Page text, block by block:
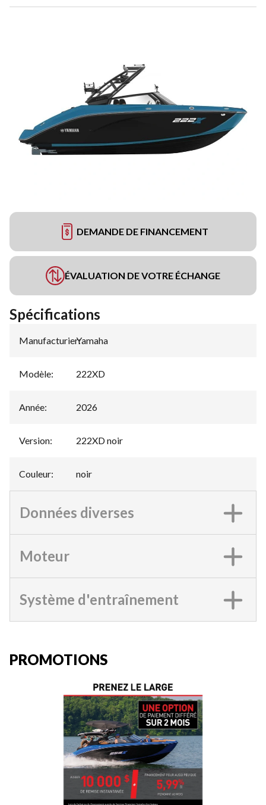
DEMANDE DE FINANCEMENT
ÉVALUATION DE VOTRE ÉCHANGE
Spécifications
Manufacturier:
Yamaha
Modèle: 222XD
Année: 2026
Version: 222XD noir
Couleur: noir
Données diverses
Moteur
Système d'entraînement
PROMOTIONS